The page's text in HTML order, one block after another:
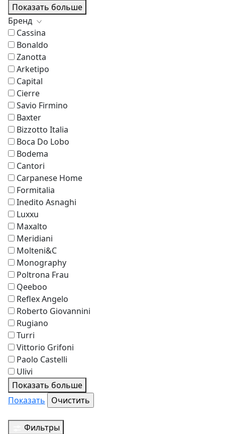
Показать больше
Бренд
Cassina
Bonaldo
Zanotta
Arketipo
Capital
Cierre
Savio Firmino
Baxter
Bizzotto Italia
Boca Do Lobo
Bodema
Cantori
Carpanese Home
Formitalia
Inedito Asnaghi
Luxxu
Maxalto
Meridiani
Molteni&C
Monography
Poltrona Frau
Qeeboo
Reflex Angelo
Roberto Giovannini
Rugiano
Turri
Vittorio Grifoni
Paolo Castelli
Ulivi
Показать больше
Показать
Фильтры